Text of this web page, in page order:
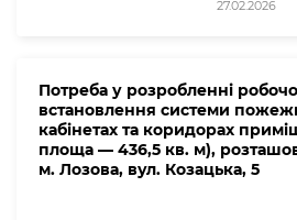
27.02.2026
Потреба у розробленні
встановлення системи
кабінетах та коридорах
площа — 436,5 кв. м),
м. Лозова, вул. Козацька, 5